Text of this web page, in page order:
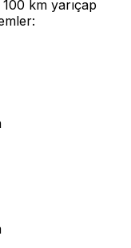
km yarıçap